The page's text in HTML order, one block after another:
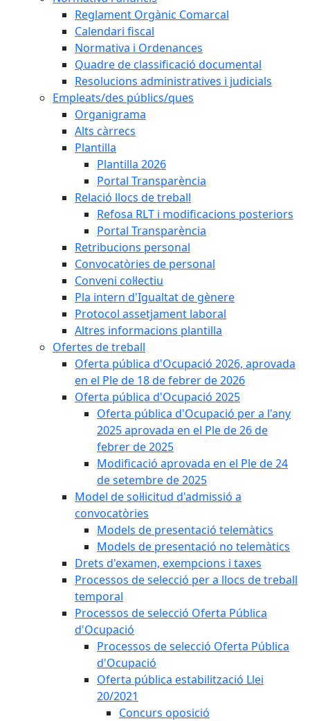
Reglament Orgànic Comarcal
Calendari fiscal
Normativa i Ordenances
Quadre de classificació documental
Resolucions administratives i judicials
Empleats/des públics/ques
Organigrama
Alts càrrecs
Plantilla
Plantilla 2026
Portal Transparència
Relació llocs de treball
Refosa RLT i modificacions posteriors
Portal Transparència
Retribucions personal
Convocatòries de personal
Conveni col·lectiu
Pla intern d'Igualtat de gènere
Protocol assetjament laboral
Altres informacions plantilla
Ofertes de treball
Oferta pública d'Ocupació 2026, aprovada
en el Ple de 18 de febrer de 2026
Oferta pública d'Ocupació 2025
Oferta pública d'Ocupació per a l'any
2025 aprovada en el Ple de 26 de
febrer de 2025
Modificació aprovada en el Ple de 24
de setembre de 2025
Model de sol·licitud d'admissió a
convocatòries
Models de presentació telemàtics
Models de presentació no telemàtics
Drets d'examen, exempcions i taxes
Processos de selecció per a llocs de treball
temporal
Processos de selecció Oferta Pública
d'Ocupació
Processos de selecció Oferta Pública
d'Ocupació
Oferta pública estabilització Llei
20/2021
Concurs oposició